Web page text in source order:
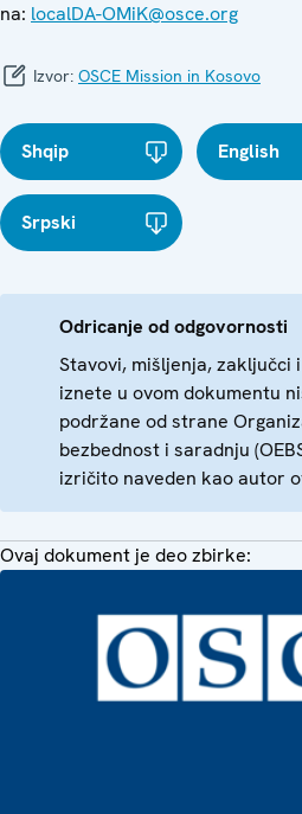
na: localDA-OMiK@osce.org
Izvor: OSCE Mission in Kosovo
Shqip English
Srpski
Odricanje od odgovornosti
Stavovi, mišljenja, zaključci
iznete u ovom dokumentu
podržane od strane
bezbednost i saradnju
izričito naveden kao autor
Ovaj dokument je deo zbirke: